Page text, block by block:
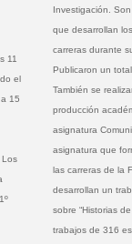
11
el
15
Los
Investigación.
que desarrollan
carreras durante
Publicaron un
También se
producción
asignatura
asignatura que
las carreras de la
desarrollan un
sobre “Historias
trabajos de 316